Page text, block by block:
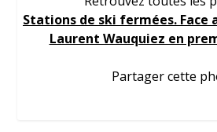
Stations de ski fermées. Face
Laurent Wauquiez en
Partager cette